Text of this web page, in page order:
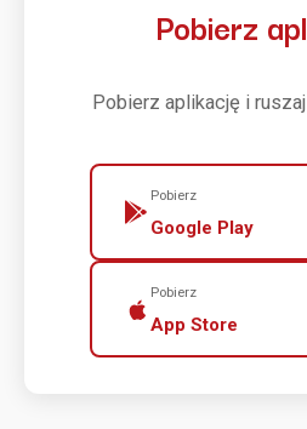
Pobierz
Pobierz aplikację i
Pobierz
Google Play
Pobierz
App Store